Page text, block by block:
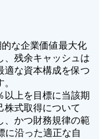
的な企業価値最⼤化
、残余キャッシュは
適な資本構成を保つ
以上を⽬標に当該期
株式取得について
、かつ財務規律の範
に沿った適正な⾃